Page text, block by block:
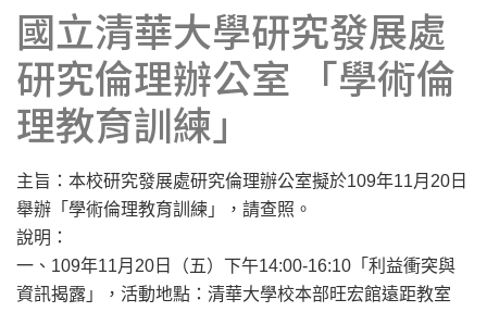
國立清華大學研究發展處
研究倫理辦公室 「學術倫
理教育訓練」
主旨：本校研究發展處研究倫理辦公室擬於109年11月 20 日
舉辦「學術倫理教育訓練」，請查照。
說明：
一、 109年11月 20 日（五）下午14:00-16:10 「利益衝突與
資訊揭露」，活動地點：清華大學校本部旺宏館遠距教室